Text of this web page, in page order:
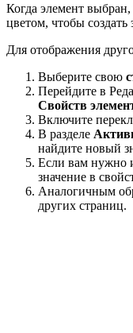
Когда элемент
цветом, чтобы
Для отображения
Выберите свою
Перейдите в
Свойств
Включите
В разделе
найдите новый
Если вам нужно
значение в
Аналогичным
других страниц.